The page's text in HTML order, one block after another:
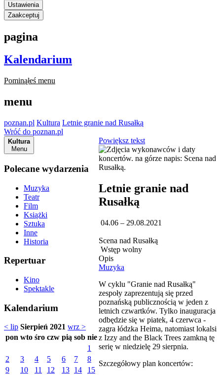
Ustawienia
Zaakceptuj
pagina
Kalendarium
Pominąłeś menu
menu
poznan.pl Kultura Letnie granie nad Rusałką
Wróć do poznan.pl
Kultura
Menu
Polecane wydarzenia
Muzyka
Teatr
Film
Książki
Sztuka
Inne
Historia
Repertuar
Kino
Spektakle
Kalendarium
< lip Sierpień 2021 wrz >
pon wto śro czw pią sob nie
1
2
3 4 5 6 7
8
9
10 11 12 13 14
15
Powiększ tekst
Letnie granie nad
Rusałką
04.06 – 29.08.2021
Scena nad Rusałką
Wstęp wolny
Opis
Muzyka
W cyklu "Granie nad Rusałką"
zespoły zaprezentują się przed
poznańską publicznością w jeden z
letnich czwartków. Tylko inauguracja
odbędzie się w piatek, 4 czerwca -
zagra łódzka Heima, natomiast lokalsi
z Izzy and the Black Trees zamkną tę
serię w niedzielę 29 sierpnia.
Szczegółowy plan koncertów: